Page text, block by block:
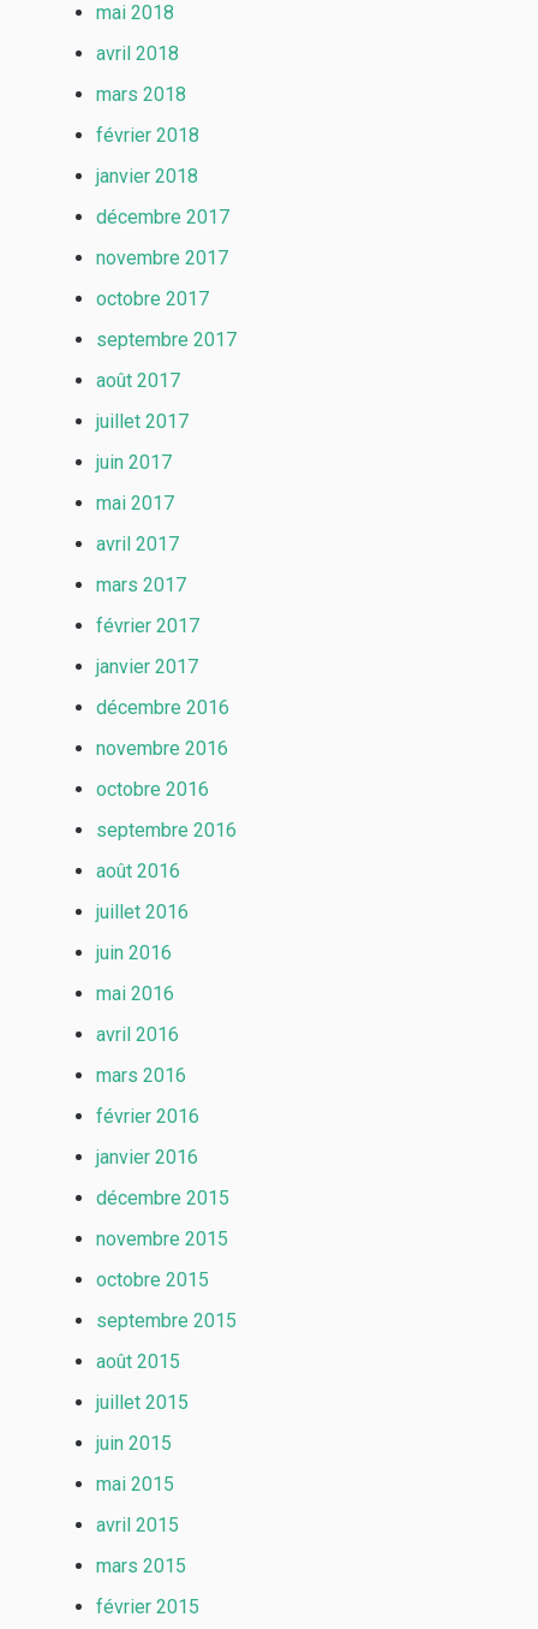
mai 2018
avril 2018
mars 2018
février 2018
janvier 2018
décembre 2017
novembre 2017
octobre 2017
septembre 2017
août 2017
juillet 2017
juin 2017
mai 2017
avril 2017
mars 2017
février 2017
janvier 2017
décembre 2016
novembre 2016
octobre 2016
septembre 2016
août 2016
juillet 2016
juin 2016
mai 2016
avril 2016
mars 2016
février 2016
janvier 2016
décembre 2015
novembre 2015
octobre 2015
septembre 2015
août 2015
juillet 2015
juin 2015
mai 2015
avril 2015
mars 2015
février 2015